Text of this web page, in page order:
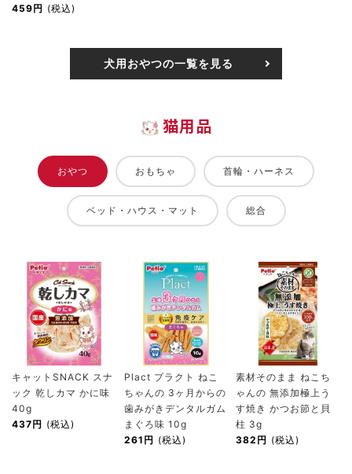
459円 (税込)
犬用おやつの一覧を見る
猫用品
おやつ おもちゃ 首輪・ハーネス
ベッド・ハウス・マット 総合
キャットSNACK スナ
ック 乾しカマ かに味
40g
437円 (税込)
Plact プラクト ねこ
ちゃんの 3ヶ月からの
歯みがきデンタルガム
まぐろ味 10g
261円 (税込)
素材そのまま ねこち
ゃんの 無添加極上う
す焼き かつお節と貝
柱 3g
382円 (税込)